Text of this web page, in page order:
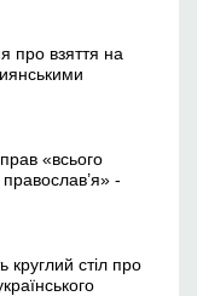
про взяття на
«всього
православ’я» -
круглий стіл про